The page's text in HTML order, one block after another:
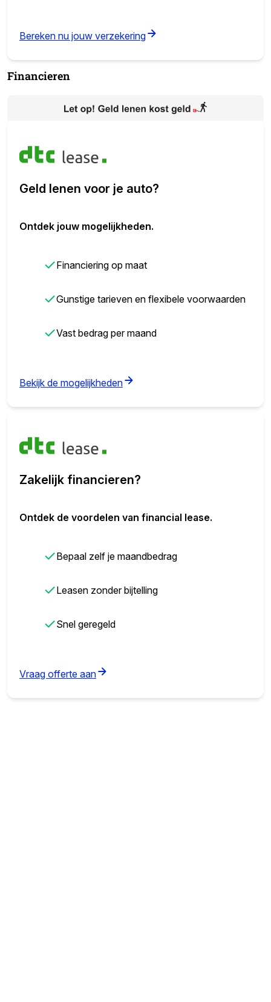
Bereken nu jouw verzekering
Financieren
Geld lenen voor je auto?
Ontdek jouw mogelijkheden.
✓Financiering op maat
✓Gunstige tarieven en flexibele voorwaarden
✓Vast bedrag per maand
Bekijk de mogelijkheden
Zakelijk financieren?
Ontdek de voordelen van financial lease.
✓Bepaal zelf je maandbedrag
✓Leasen zonder bijtelling
✓Snel geregeld
Vraag offerte aan